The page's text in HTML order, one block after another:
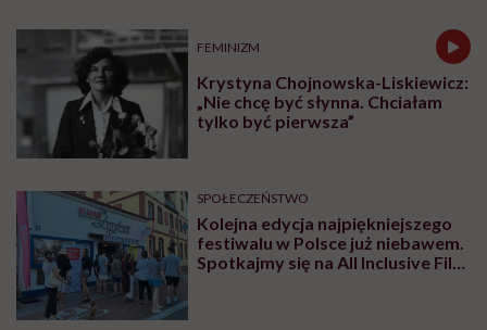
FEMINIZM
Krystyna Chojnowska-Liskiewicz:
„Nie chcę być słynna. Chciałam
tylko być pierwsza”
SPOŁECZEŃSTWO
Kolejna edycja najpiękniejszego
festiwalu w Polsce już niebawem.
Spotkajmy się na All Inclusive Film